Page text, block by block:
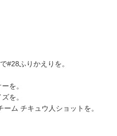
#28ふりかえりを。
を。
を。
ム チキュウ人ショットを。